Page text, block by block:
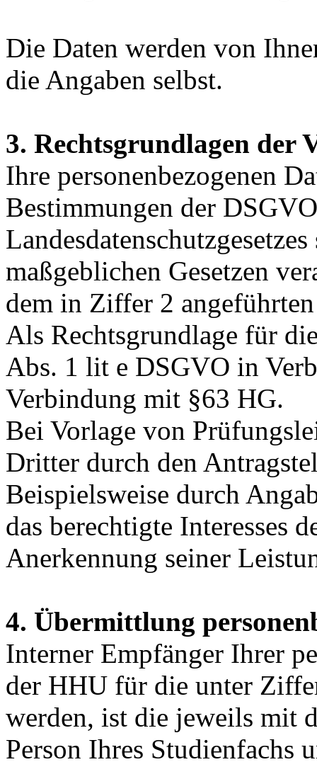
Die Daten werden von
die Angaben selbst.
3. Rechtsgrundlagen der
Ihre personenbezogenen
Bestimmungen der
maßgeblichen Gesetzen
dem in Ziffer 2
Als Rechtsgrundlage für
Abs. 1 lit e DSGVO in
Verbindung mit §63 HG.
Bei Vorlage von
Dritter durch den
Beispielsweise durch
das berechtigte Interesses
Anerkennung seiner
4. Übermittlung
Interner Empfänger Ihrer
der HHU für die unter
werden, ist die jeweils mit
Person Ihres Studienfachs